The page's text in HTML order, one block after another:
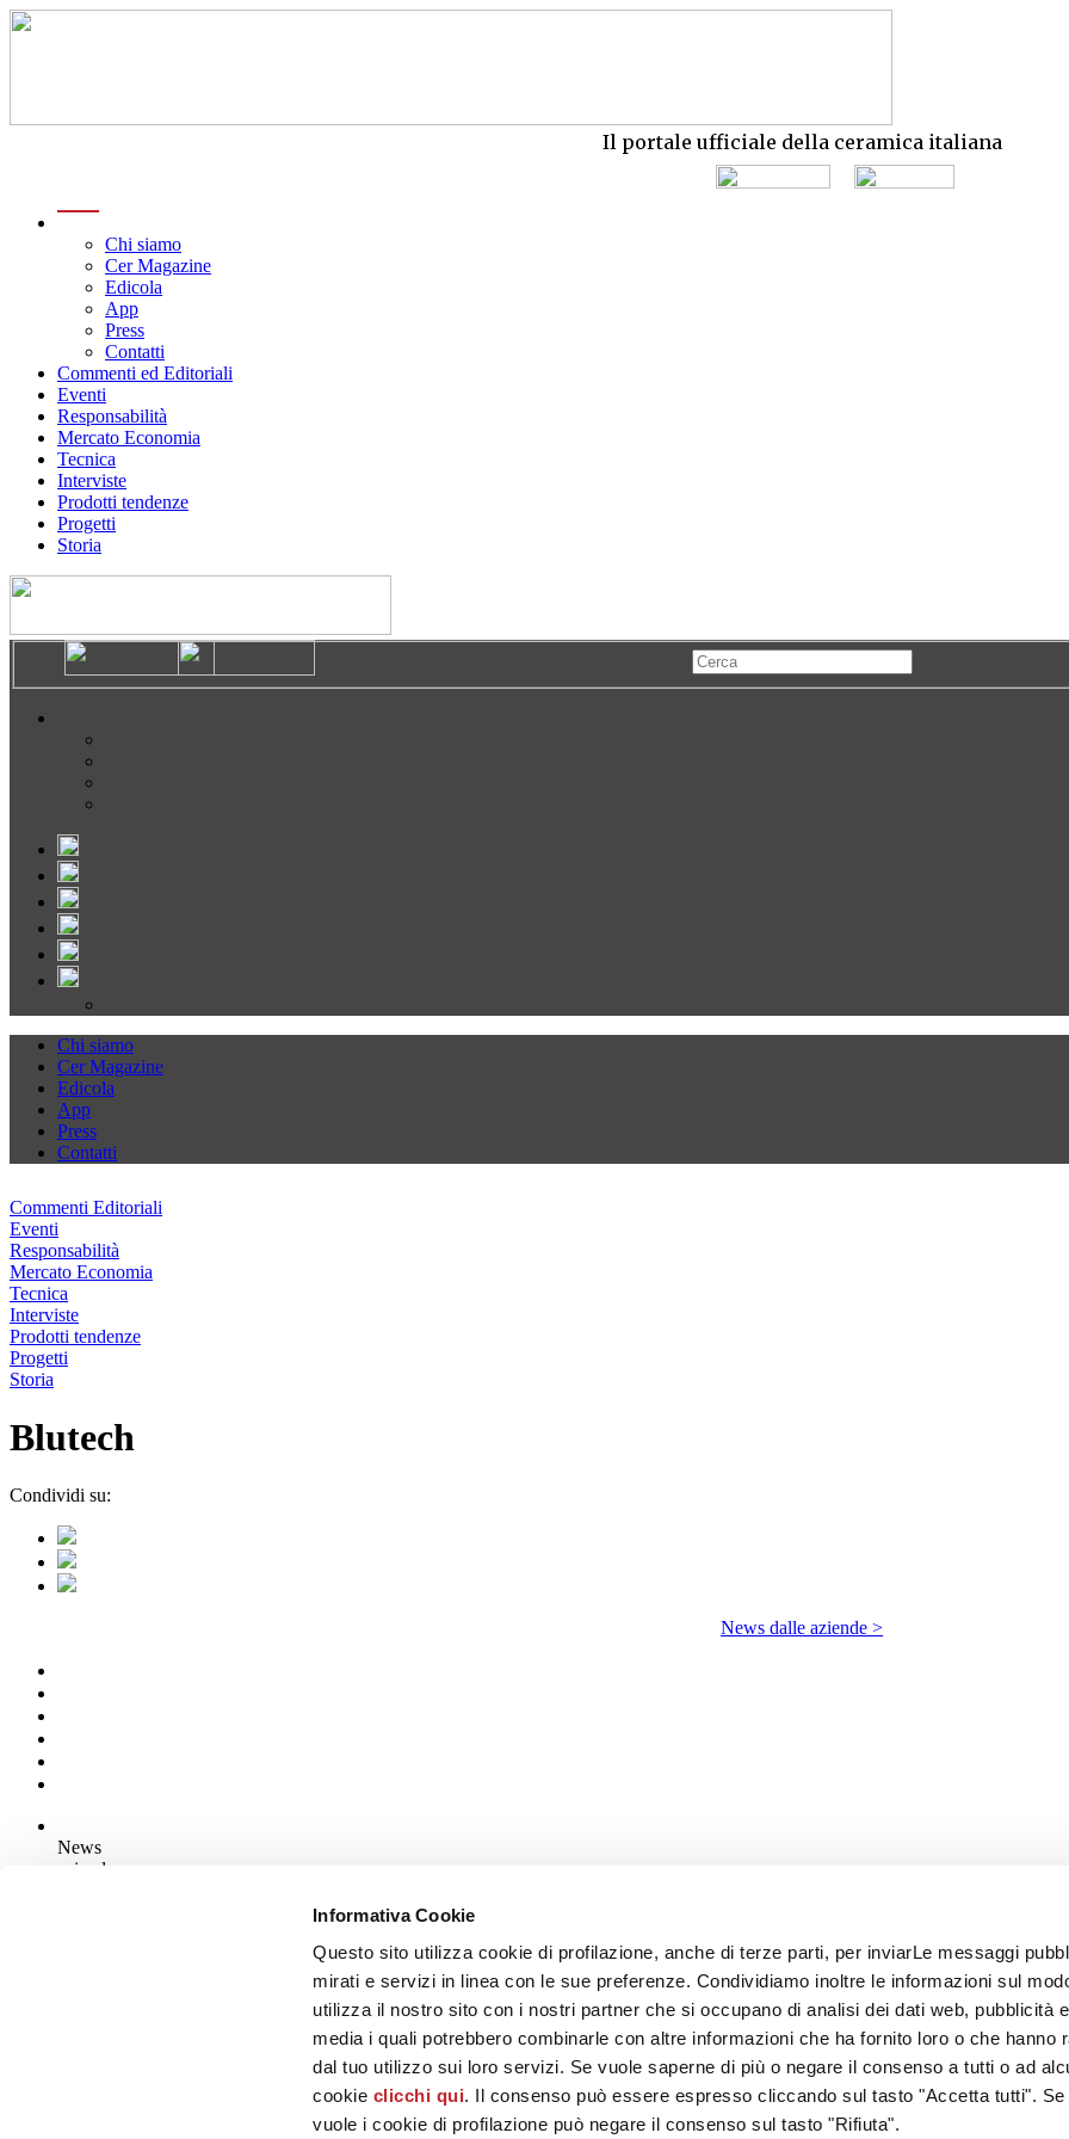
Informativa Cookie
Questo sito utilizza cookie di profilazione, anche di terze parti, per inviarLe messaggi
mirati e servizi in linea con le sue preferenze. Condividiamo inoltre le informazioni sul
utilizza il nostro sito con i nostri partner che si occupano di analisi dei dati web, pubblicità
media i quali potrebbero combinarle con altre informazioni che ha fornito loro o che hanno
dal tuo utilizzo sui loro servizi. Se vuole saperne di più o negare il consenso a tutti o ad
cookie clicchi qui. Il consenso può essere espresso cliccando sul tasto "Accetta tutti". Se
vuole i cookie di profilazione può negare il consenso sul tasto "Rifiuta".
Il portale ufficiale della ceramica italiana
Chi siamo
Cer Magazine
Edicola
App
Press
Contatti
Commenti ed Editoriali
Eventi
Responsabilità
Mercato Economia
Tecnica
Interviste
Prodotti tendenze
Progetti
Storia
Chi siamo
Cer Magazine
Edicola
App
Press
Contatti
Commenti Editoriali
Eventi
Responsabilità
Mercato Economia
Tecnica
Interviste
Prodotti tendenze
Progetti
Storia
Blutech
Condividi su:
News dalle aziende >
News
aziende
Viale Monte Santo, 40 - 41049 Sassuolo (MO) - Italy
Capitale Sociale: 2.500.000 euro - Codice fiscale e P.IVA 00853700367